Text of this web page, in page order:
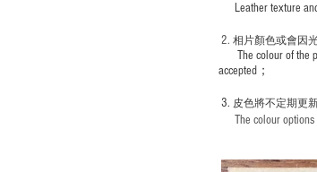
Leather texture and
2. 相片顏色或會因
The colour of the
accepted；
3. 皮色將不定期更
The colour options